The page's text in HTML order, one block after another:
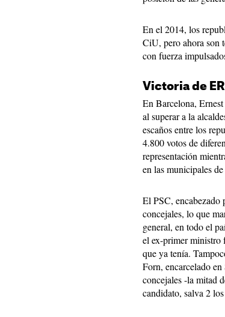
En el 2014, los
CiU, pero ahora son
con fuerza
Victoria de
En Barcelona,
al superar a la
escaños entre los
4.800 votos de
representación
en las municipales
El PSC, encabezado
concejales, lo que
general, en todo el
el ex-primer ministro
que ya tenía.
Forn, encarcelado
concejales -la mitad
candidato, salva 2